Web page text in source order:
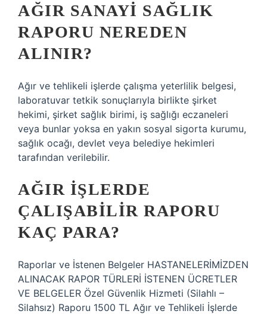
AĞIR SANAYI SAĞLIK
RAPORU NEREDEN
ALINIR?
Ağır ve tehlikeli işlerde çalışma yeterlilik belgesi,
laboratuvar tetkik sonuçlarıyla birlikte şirket
hekimi, şirket sağlık birimi, iş sağlığı eczaneleri
veya bunlar yoksa en yakın sosyal sigorta kurumu,
sağlık ocağı, devlet veya belediye hekimleri
tarafından verilebilir.
AĞIR IŞLERDE
ÇALIŞABILIR RAPORU
KAÇ PARA?
Raporlar ve İstenen Belgeler HASTANELERİMİZDEN
ALINACAK RAPOR TÜRLERİ İSTENEN ÜCRETLER
VE BELGELER Özel Güvenlik Hizmeti (Silahlı –
Silahsız) Raporu 1500 TL Ağır ve Tehlikeli İşlerde